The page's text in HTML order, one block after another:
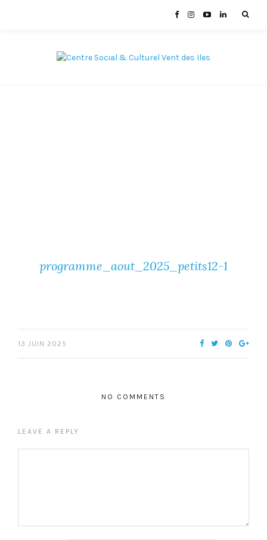
programme_aout_2025_petits12-1
13 JUIN 2025
NO COMMENTS
LEAVE A REPLY